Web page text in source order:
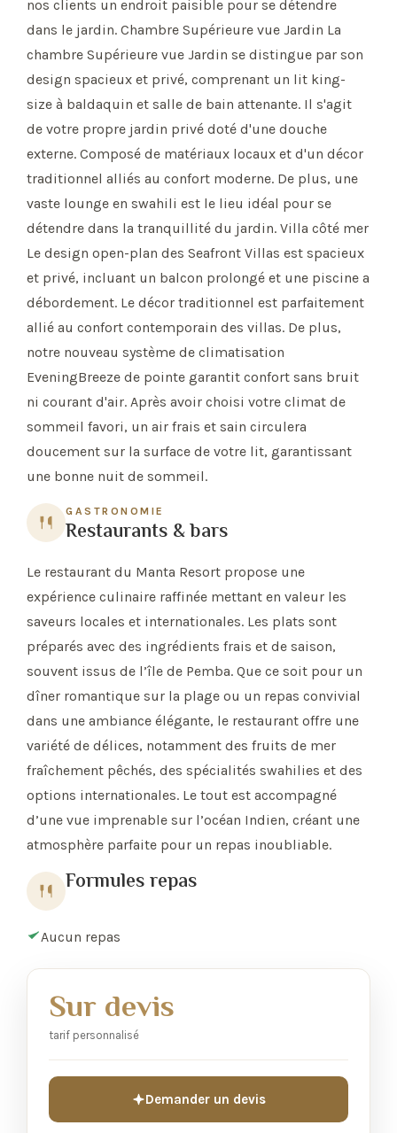
nos clients un endroit paisible pour se détendre
dans le jardin. Chambre Supérieure vue Jardin La
chambre Supérieure vue Jardin se distingue par son
design spacieux et privé, comprenant un lit king-
size à baldaquin et salle de bain attenante. Il s'agit
de votre propre jardin privé doté d'une douche
externe. Composé de matériaux locaux et d'un décor
traditionnel alliés au confort moderne. De plus, une
vaste lounge en swahili est le lieu idéal pour se
détendre dans la tranquillité du jardin. Villa côté mer
Le design open-plan des Seafront Villas est spacieux
et privé, incluant un balcon prolongé et une piscine a
débordement. Le décor traditionnel est parfaitement
allié au confort contemporain des villas. De plus,
notre nouveau système de climatisation
EveningBreeze de pointe garantit confort sans bruit
ni courant d'air. Après avoir choisi votre climat de
sommeil favori, un air frais et sain circulera
doucement sur la surface de votre lit, garantissant
une bonne nuit de sommeil.
GASTRONOMIE
Restaurants & bars
Le restaurant du Manta Resort propose une
expérience culinaire raffinée mettant en valeur les
saveurs locales et internationales. Les plats sont
préparés avec des ingrédients frais et de saison,
souvent issus de l’île de Pemba. Que ce soit pour un
dîner romantique sur la plage ou un repas convivial
dans une ambiance élégante, le restaurant offre une
variété de délices, notamment des fruits de mer
fraîchement pêchés, des spécialités swahilies et des
options internationales. Le tout est accompagné
d’une vue imprenable sur l’océan Indien, créant une
atmosphère parfaite pour un repas inoubliable.
Formules repas
Aucun repas
Sur devis
tarif personnalisé
Demander un devis